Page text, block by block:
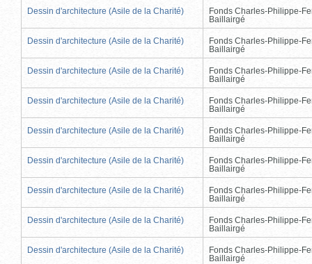
Dessin d'architecture (Asile de la Charité)
Fonds Charles-Philippe-
Baillairgé
Dessin d'architecture (Asile de la Charité)
Fonds Charles-Philippe-
Baillairgé
Dessin d'architecture (Asile de la Charité)
Fonds Charles-Philippe-
Baillairgé
Dessin d'architecture (Asile de la Charité)
Fonds Charles-Philippe-
Baillairgé
Dessin d'architecture (Asile de la Charité)
Fonds Charles-Philippe-
Baillairgé
Dessin d'architecture (Asile de la Charité)
Fonds Charles-Philippe-
Baillairgé
Dessin d'architecture (Asile de la Charité)
Fonds Charles-Philippe-
Baillairgé
Dessin d'architecture (Asile de la Charité)
Fonds Charles-Philippe-
Baillairgé
Dessin d'architecture (Asile de la Charité)
Fonds Charles-Philippe-
Baillairgé